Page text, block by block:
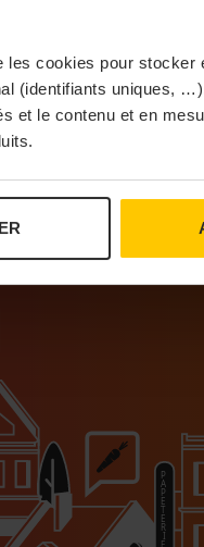
cookies pour stocker
(identifiants uniques,
et le contenu et en
À